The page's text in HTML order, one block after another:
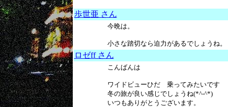
歩世亜 さん
今晩は。
小さな踏切なら迫力があるでしょうね
ロゼff さん
こんばんは
ワイドビューひだ 乗ってみたいです
冬の旅が良い感じでしょうね(*^-^*)
いつもありがとうございます。